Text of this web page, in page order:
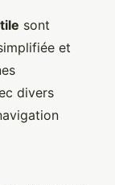
sont
et
divers